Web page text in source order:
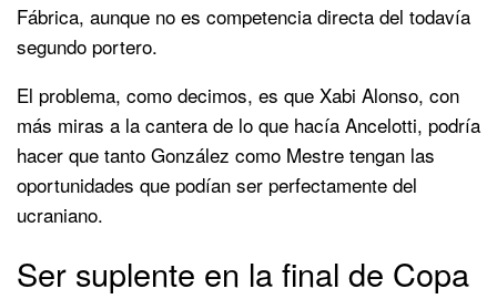
Fábrica, aunque no es competencia directa del todavía
segundo portero.
El problema, como decimos, es que Xabi Alonso, con
más miras a la cantera de lo que hacía Ancelotti, podría
hacer que tanto González como Mestre tengan las
oportunidades que podían ser perfectamente del
ucraniano.
Ser suplente en la final de Copa